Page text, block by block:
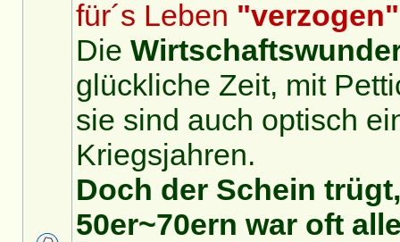
für´s Leben "verzogen"
Die
glückliche Zeit, mit
sie sind auch optisch
Kriegsjahren.
Doch der Schein
50er~70ern war oft